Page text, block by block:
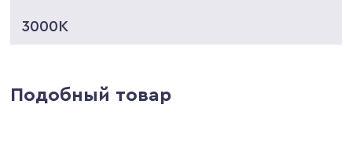
3000K
Подобный товар